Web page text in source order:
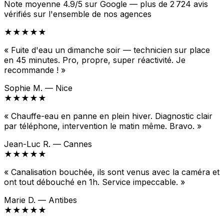
Note moyenne 4.9/5 sur Google — plus de 2 724 avis
vérifiés sur l'ensemble de nos agences
★★★★★
« Fuite d'eau un dimanche soir — technicien sur place
en 45 minutes. Pro, propre, super réactivité. Je
recommande ! »
Sophie M. — Nice
★★★★★
« Chauffe-eau en panne en plein hiver. Diagnostic clair
par téléphone, intervention le matin même. Bravo. »
Jean-Luc R. — Cannes
★★★★★
« Canalisation bouchée, ils sont venus avec la caméra et
ont tout débouché en 1h. Service impeccable. »
Marie D. — Antibes
★★★★★